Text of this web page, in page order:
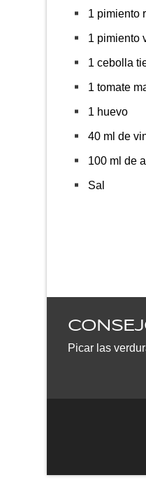
1 pimiento
1 pimiento
1 cebolla
1 tomate
1 huevo
40 ml de
100 ml de
Sal
Picar las